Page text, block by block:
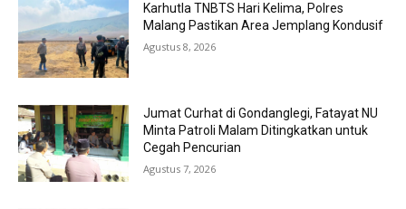
Karhutla TNBTS Hari Kelima, Polres
Malang Pastikan Area Jemplang Kondusif
Agustus 8, 2026
Jumat Curhat di Gondanglegi, Fatayat NU
Minta Patroli Malam Ditingkatkan untuk
Cegah Pencurian
Agustus 7, 2026